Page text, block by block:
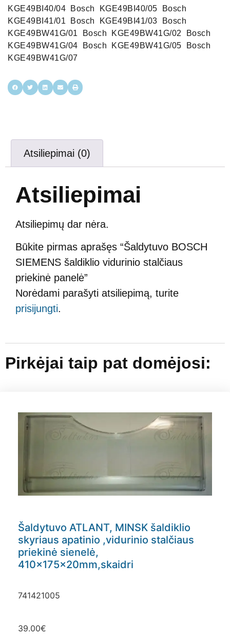
KGE49BI40/04 ‍ Bosch ‍ KGE49BI40/05 ‍ Bosch ‍
KGE49BI41/01 ‍ Bosch ‍ KGE49BI41/03 ‍ Bosch ‍
KGE49BW41G/01 ‍ Bosch ‍ KGE49BW41G/02 ‍ Bosch ‍
KGE49BW41G/04 ‍ Bosch ‍ KGE49BW41G/05 ‍ Bosch ‍
KGE49BW41G/07
Atsiliepimai (0)
Atsiliepimai
Atsiliepimų dar nėra.
Būkite pirmas aprašęs “Šaldytuvo BOSCH
SIEMENS šaldiklio vidurinio stalčiaus
priekinė panelė”
Norėdami parašyti atsiliepimą, turite
prisijungti.
Pirkėjai taip pat domėjosi:
Šaldytuvo ATLANT, MINSK šaldiklio
skyriaus apatinio ,vidurinio stalčiaus
priekinė sienelė,
410x175x20mm,skaidri
741421005
39.00€